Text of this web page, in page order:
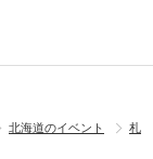
北海道のイベント
札